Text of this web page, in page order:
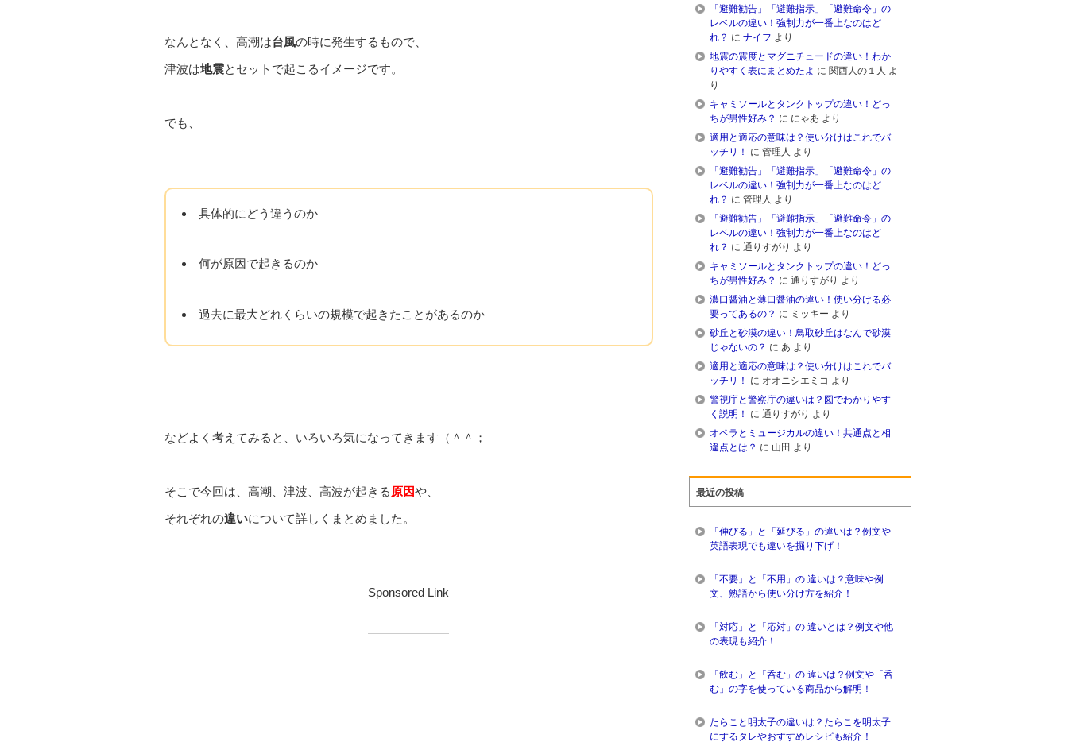
なんとなく、高潮は台風の時に発生するもので、
津波は地震とセットで起こるイメージです。
でも、
具体的にどう違うのか
何が原因で起きるのか
過去に最大どれくらいの規模で起きたことがあるのか
などよく考えてみると、いろいろ気になってきます（＾＾；
そこで今回は、高潮、津波、高波が起きる 原因や、
それぞれの違いについて詳しくまとめました。
Sponsored Link
「避難勧告」「避難指示」「避難命令」の
レベルの違い！強制力が一番上なのはど
れ？ に ナイフ より
地震の震度とマグニチュードの違い！わか
りやすく表にまとめたよ に 関西人の１人 よ
り
キャミソールとタンクトップの違い！どっ
ちが男性好み？ に にゃあ より
適用と適応の意味は？使い分けはこれでバ
ッチリ！
に 管理人 より
「避難勧告」「避難指示」「避難命令」の
レベルの違い！強制力が一番上なのはど
れ？ に 管理人 より
「避難勧告」「避難指示」「避難命令」の
レベルの違い！強制力が一番上なのはど
れ？ に 通りすがり より
キャミソールとタンクトップの違い！どっ
ちが男性好み？ に 通りすがり より
濃口醤油と薄口醤油の違い！使い分ける必
要ってあるの？ に ミッキー より
砂丘と砂漠の違い！鳥取砂丘はなんで砂漠
じゃないの？ に あ より
適用と適応の意味は？使い分けはこれでバ
ッチリ！
に オオニシエミコ より
警視庁と警察庁の違いは？図でわかりやす
く説明！
に 通りすがり より
オペラとミュージカルの違い！共通点と相
違点とは？ に 山田 より
最近の投稿
「伸びる」と「延びる」の違いは？例文や
英語表現でも違いを掘り下げ！
「不要」と「不用」の 違いは？意味や例
文、熟語から使い分け方を紹介！
「対応」と「応対」の 違いとは？例文や他
の表現も紹介！
「飲む」と「呑む」の 違いは？例文や「呑
む」の字を使っている商品から解明！
たらこと明太子の違いは？たらこを明太子
にするタレやおすすめレシピも紹介！